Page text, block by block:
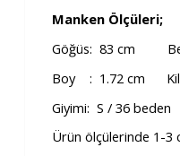
Manken Ölçüleri;
Göğüs: 83 cm
Boy : 1.72 cm
Giyimi: S / 36 beden
Ürün ölçülerinde 1-3